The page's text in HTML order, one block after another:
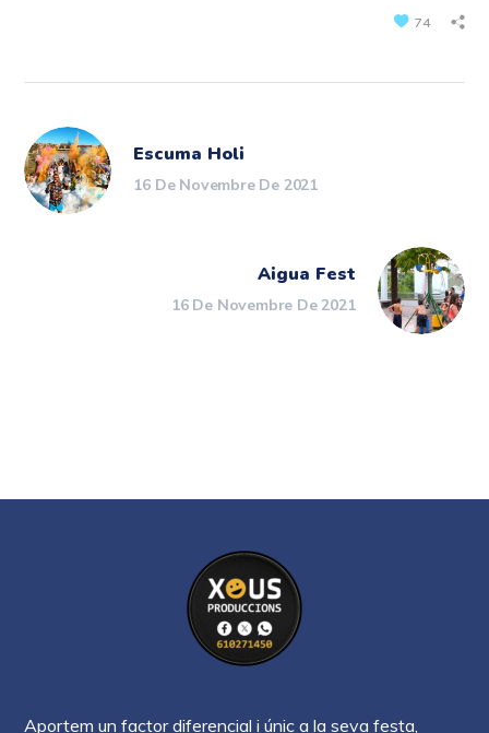
74
Escuma Holi
16 De Novembre De 2021
Aigua Fest
16 De Novembre De 2021
Aportem un factor diferencial i únic a la seva festa,